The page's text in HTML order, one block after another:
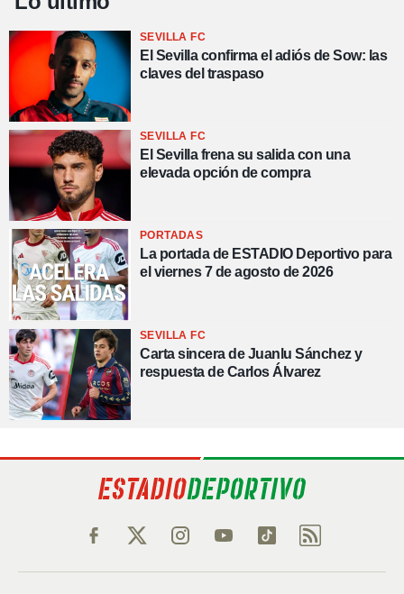
SEVILLA FC
El Sevilla confirma el adiós de Sow: las
claves del traspaso
SEVILLA FC
El Sevilla frena su salida con una
elevada opción de compra
PORTADAS
La portada de ESTADIO Deportivo para
el viernes 7 de agosto de 2026
SEVILLA FC
Carta sincera de Juanlu Sánchez y
respuesta de Carlos Álvarez